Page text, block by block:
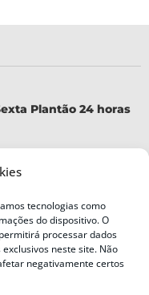
tecnologias como
do dispositivo. O
processar dados
neste site. Não
negativamente certos
Plantão 24 horas